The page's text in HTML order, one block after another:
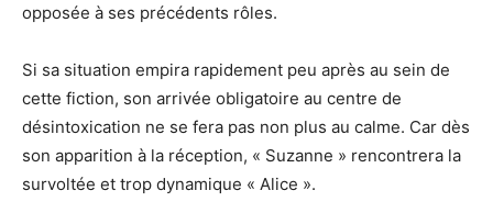
opposée à ses précédents rôles.
Si sa situation empira rapidement peu après au sein de
cette fiction, son arrivée obligatoire au centre de
désintoxication ne se fera pas non plus au calme. Car dès
son apparition à la réception, « Suzanne » rencontrera la
survoltée et trop dynamique « Alice ».